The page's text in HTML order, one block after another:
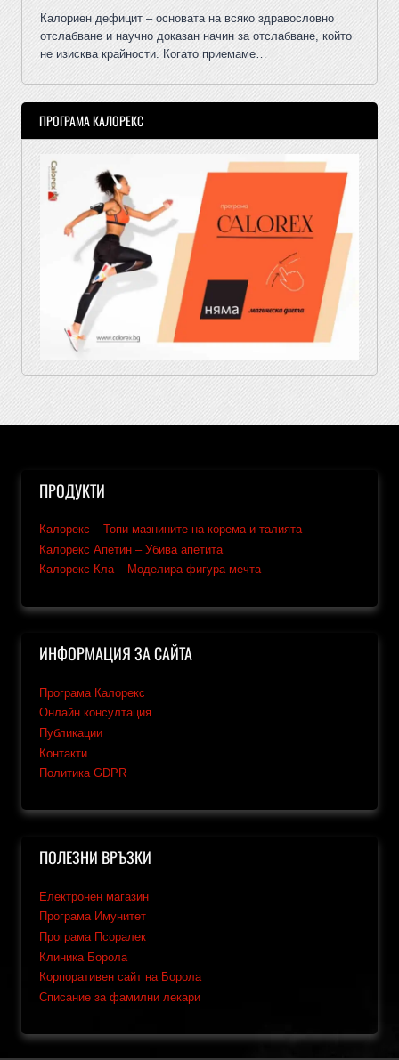
Калориен дефицит – основата на всяко здравословно
отслабване и научно доказан начин за отслабване, който
не изисква крайности. Когато приемаме…
ПРОГРАМА КАЛОРЕКС
ПРОДУКТИ
Калорекс – Топи мазнините на корема и талията
Калорекс Апетин – Убива апетита
Калорекс Кла – Моделира фигура мечта
ИНФОРМАЦИЯ ЗА САЙТА
Програма Калорекс
Онлайн консултация
Публикации
Контакти
Политика GDPR
ПОЛЕЗНИ ВРЪЗКИ
Електронен магазин
Програма Имунитет
Програма Псоралек
Клиника Борола
Корпоративен сайт на Борола
Списание за фамилни лекари